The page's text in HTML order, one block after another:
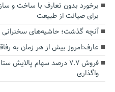
برخورد بدون تعارف با ساخت‌ و
برای صیانت از طبیعت
آنچه گذشت؛ حاشیه‌های سخنرانی
عارف:امروز بیش از هر زمان به
فروش ۷.۷ درصد سهام
واگذاری